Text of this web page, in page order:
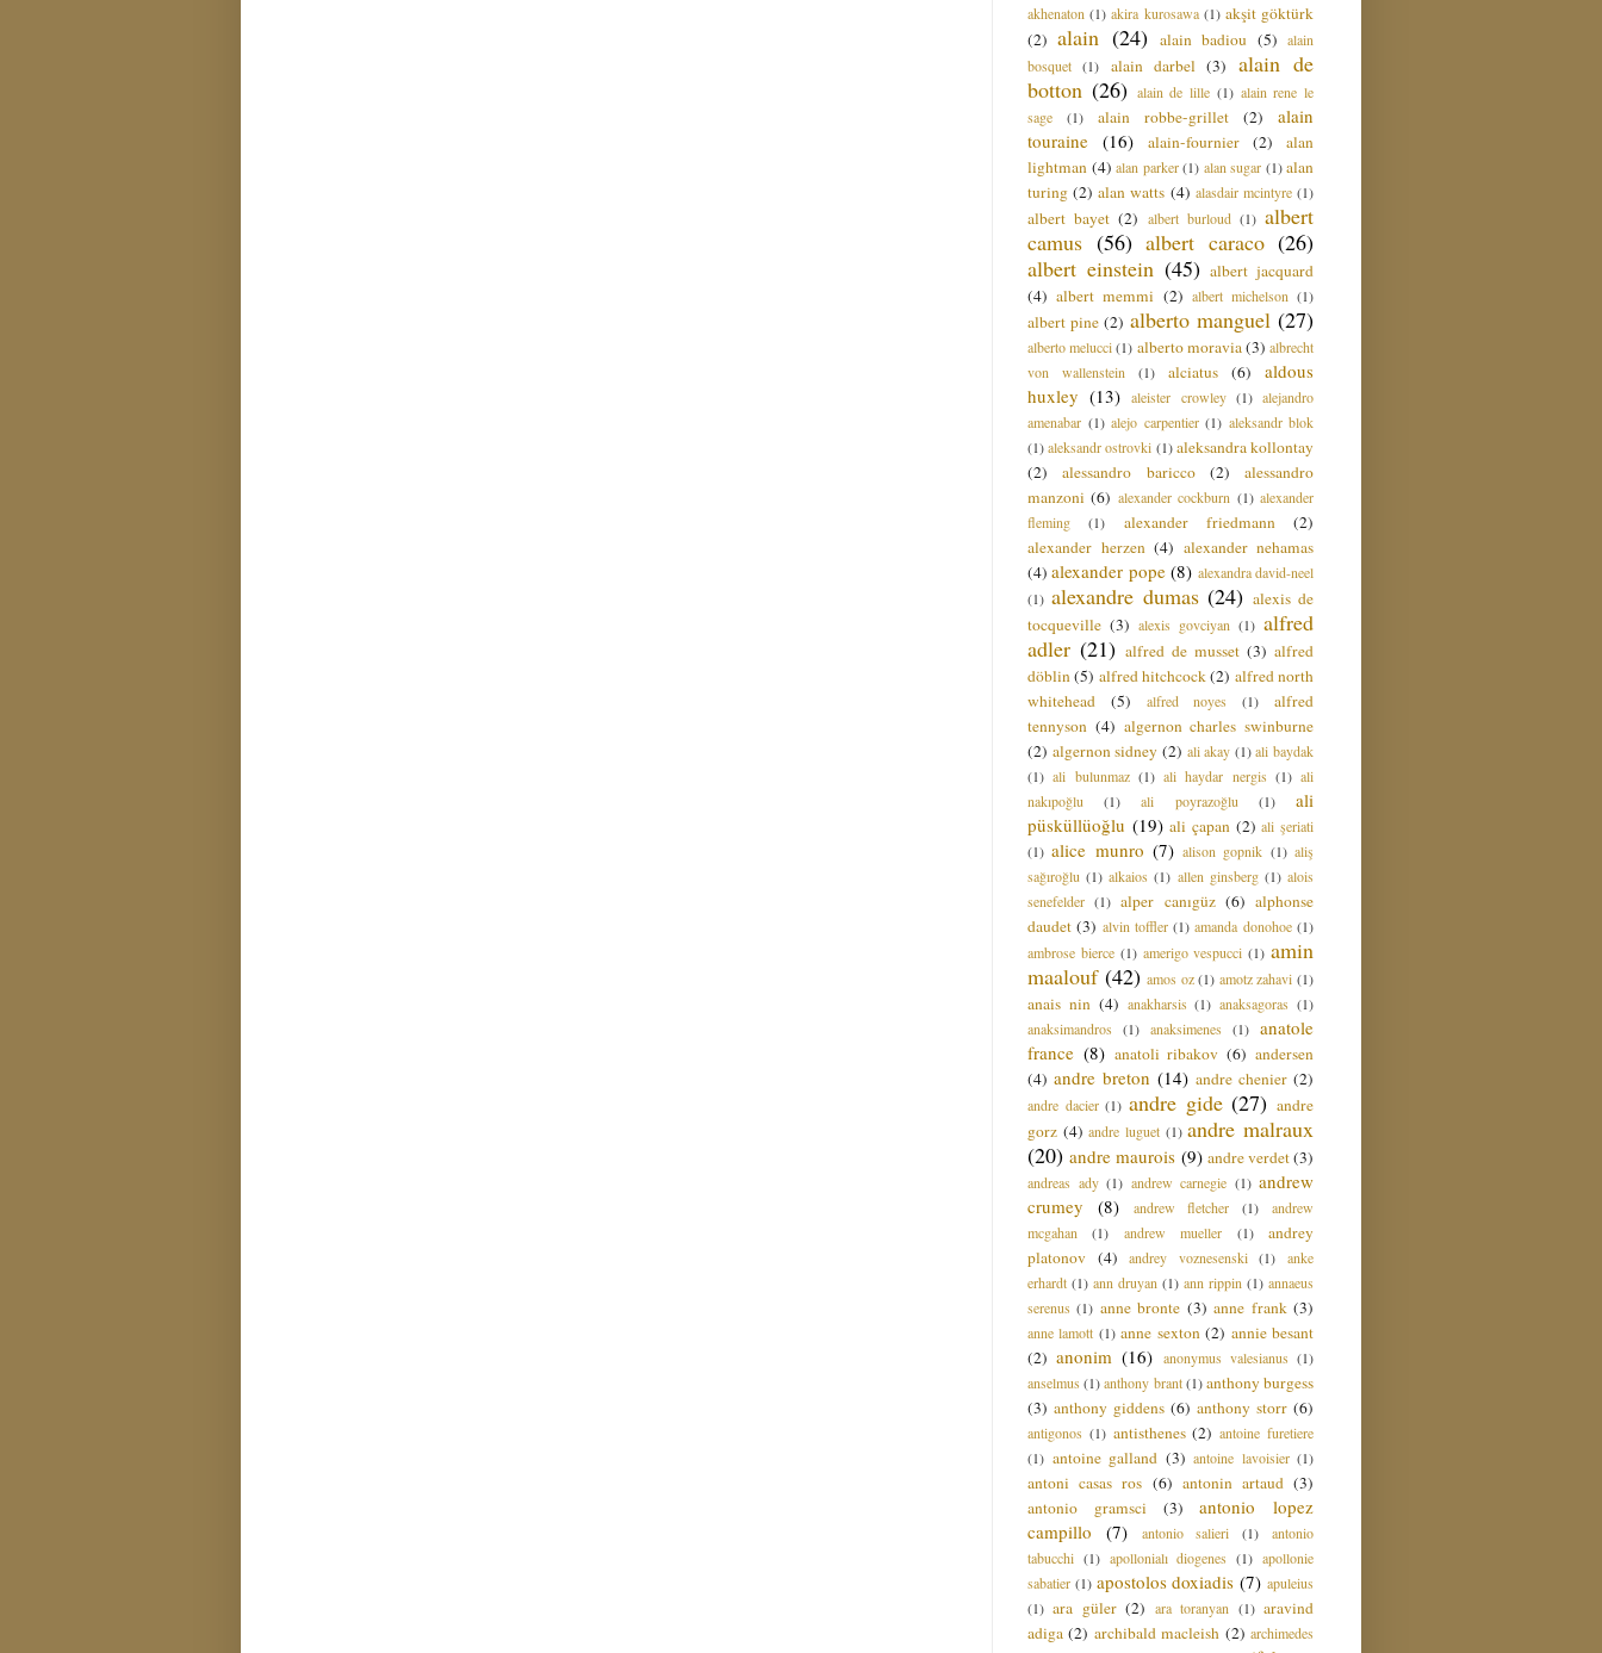
akhenaton (1) akira kurosawa (1) akşit göktürk
(2) alain (24) alain badiou (5) alain
bosquet (1) alain darbel (3)
alain de
botton (26) alain de lille (1) alain rene le
sage
(1) alain robbe-grillet (2)
alain
touraine (16) alain-fournier (2)
alan
lightman (4) alan parker (1) alan sugar (1) alan
turing (2) alan watts (4) alasdair mcintyre (1)
albert bayet (2) albert burloud (1) albert
camus (56) albert caraco (26)
albert einstein (45) albert jacquard
(4) albert memmi (2) albert michelson (1)
albert pine (2) alberto manguel (27)
alberto melucci (1) alberto moravia (3) albrecht
von wallenstein
(1) alciatus (6)
aldous
huxley (13) aleister crowley (1) alejandro
amenabar (1) alejo carpentier (1) aleksandr blok
(1) aleksandr ostrovki (1) aleksandra kollontay
(2)
alessandro baricco (2)
alessandro
manzoni (6) alexander cockburn (1) alexander
fleming
(1) alexander friedmann
(2)
alexander herzen (4) alexander nehamas
(4) alexander pope (8) alexandra david-neel
(1) alexandre dumas (24) alexis de
tocqueville (3) alexis govciyan (1) alfred
adler (21) alfred de musset (3) alfred
döblin (5) alfred hitchcock(2) alfred north
whitehead
(5) alfred noyes (1)
alfred
tennyson (4) algernon charles swinburne
(2) algernon sidney (2) ali akay (1) ali baydak
(1) ali bulunmaz (1) ali haydar nergis (1) ali
nakıpoğlu
(1) ali poyrazoğlu (1)
ali
püsküllüoğlu (19) ali çapan (2) ali şeriati
(1) alice munro (7) alison gopnik (1) aliş
sağıroğlu (1) alkaios (1) allen ginsberg (1) alois
senefelder (1) alper canıgüz (6) alphonse
daudet (3) alvin toffler (1) amanda donohoe (1)
ambrose bierce (1) amerigo vespucci (1) amin
maalouf (42) amos oz (1) amotz zahavi (1)
anais nin (4) anakharsis (1) anaksagoras (1)
anaksimandros
(1) anaksimenes (1) anatole
france (8) anatoli ribakov (6) andersen
(4) andre breton (14) andre chenier (2)
andre dacier (1) andre gide (27) andre
gorz (4) andre luguet (1) andre malraux
(20) andre maurois (9) andre verdet(3)
andreas ady (1) andrew carnegie (1) andrew
crumey
(8) andrew fletcher (1)
andrew
mcgahan
(1) andrew mueller (1)
andrey
platonov (4) andrey voznesenski (1)
anke
erhardt (1) ann druyan (1) ann rippin (1) annaeus
serenus (1) anne bronte (3) anne frank (3)
anne lamott (1) anne sexton (2) annie besant
(2) anonim (16) anonymus valesianus (1)
anselmus (1) anthony brant (1) anthony burgess
(3) anthony giddens (6) anthony storr (6)
antigonos (1) antisthenes (2) antoine furetiere
(1) antoine galland (3) antoine lavoisier (1)
antoni casas ros (6) antonin artaud (3)
antonio gramsci
(3)
antonio lopez
campillo
(7) antonio salieri (1)
antonio
tabucchi (1) apollonialı diogenes (1) apollonie
sabatier (1) apostolos doxiadis (7) apuleius
(1) ara güler (2) ara toranyan (1) aravind
adiga (2) archibald macleish (2) archimedes